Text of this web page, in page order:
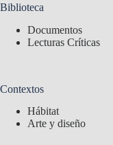
Biblioteca
Documentos
Lecturas Críticas
Contextos
Hábitat
Arte y diseño